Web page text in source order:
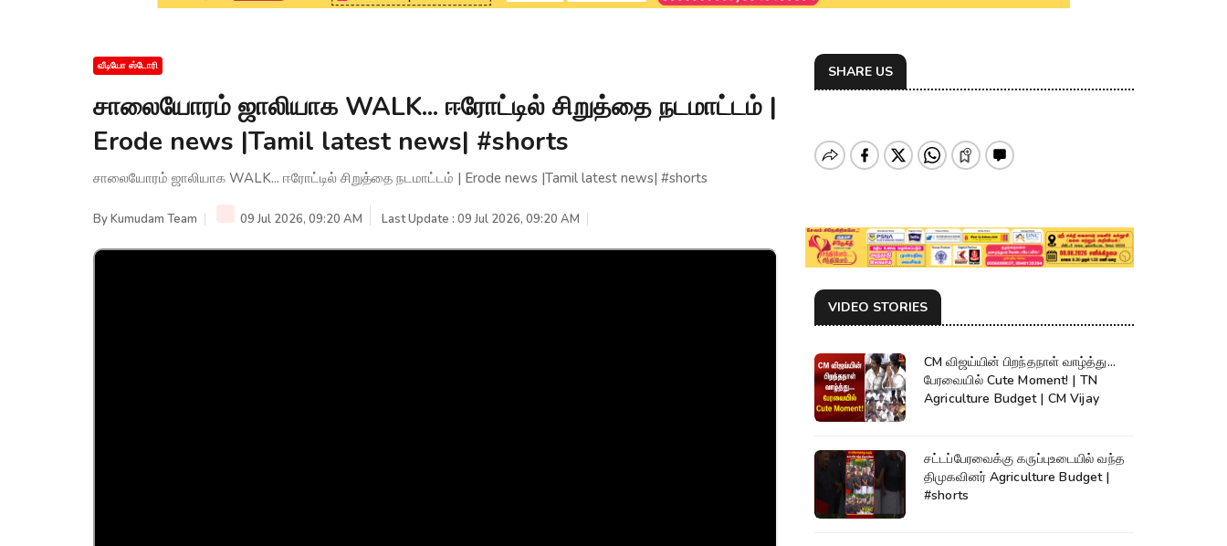
வீடியோ ஸ்டோரி
சாலையோரம் ஜாலியாக WALK... ஈரோட்டில் சிறுத்தை நடமாட்டம் |
Erode news |Tamil latest news| #shorts
சாலையோரம் ஜாலியாக WALK... ஈரோட்டில் சிறுத்தை நடமாட்டம் | Erode news |Tamil latest news| #shorts
ByKumudam Team 09 Jul 2026, 09:20 AM Last Update : 09 Jul 2026, 09:20 AM
SHARE US
VIDEO STORIES
CM விஜய்யின் பிறந்தநாள் வாழ்த்து...
பேரவையில் Cute Moment! | TN
Agriculture Budget | CM Vijay
சட்டப்பேரவைக்கு கருப்புஉடையில் வந்த
திமுகவினர் Agriculture Budget |
#shorts